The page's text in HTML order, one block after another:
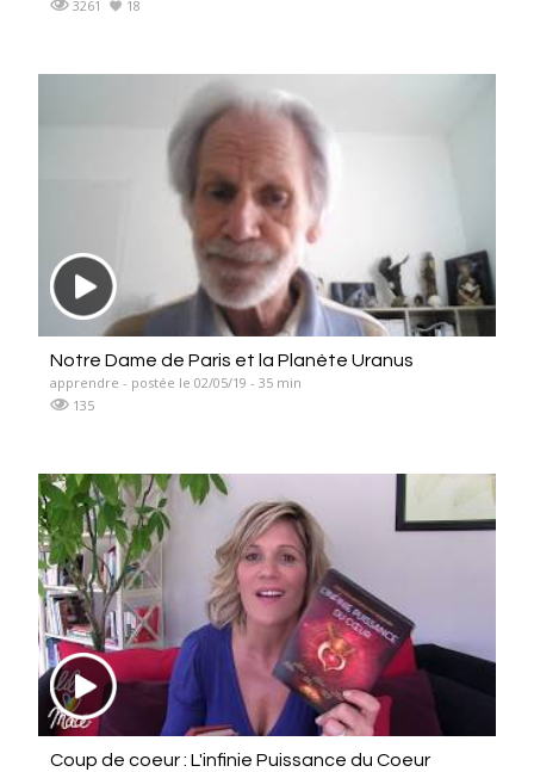
3261 18
Notre Dame de Paris et la Planète Uranus
apprendre - postée le 02/05/19 - 35 min
135
Coup de coeur : L'infinie Puissance du Coeur